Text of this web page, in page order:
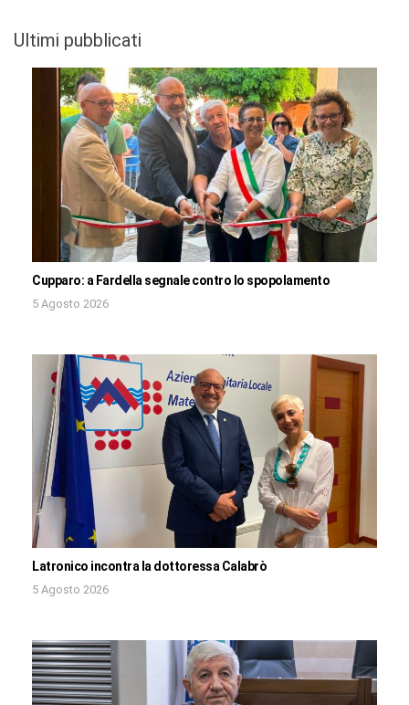
Ultimi pubblicati
Cupparo: a Fardella segnale contro lo spopolamento
5 Agosto 2026
Latronico incontra la dottoressa Calabrò
5 Agosto 2026